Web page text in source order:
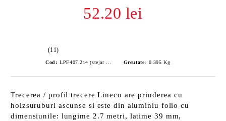
52.20 lei
(11)
Cod: Greutate: 0.395 Kg
Trecerea / profil trecere Lineco are prinderea cu
holzsuruburi ascunse si este din aluminiu folio cu
dimensiunile: lungime 2.7 metri, latime 39 mm,